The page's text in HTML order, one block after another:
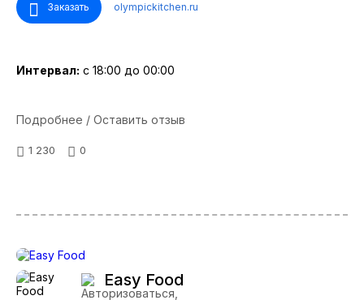
Заказать olympickitchen.ru
Интервал: с 18:00 до 00:00
Подробнее / Оставить отзыв
1 230 0
Easy Food